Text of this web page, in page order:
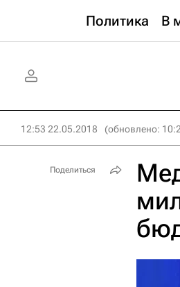
Политика В
12:53 22.05.2018 (обновлено:
Поделиться